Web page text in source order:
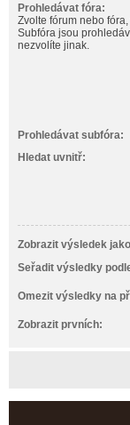
Prohledávat fóra:
Zvolte fórum nebo
Subfóra jsou
nezvolíte jinak.
Prohledávat subfóra:
Hledat uvnitř:
Zobrazit výsledek
Seřadit výsledky
Omezit výsledky na
Zobrazit prvních: